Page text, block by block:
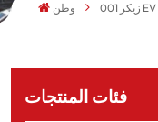
وطن
فئات المنتجات